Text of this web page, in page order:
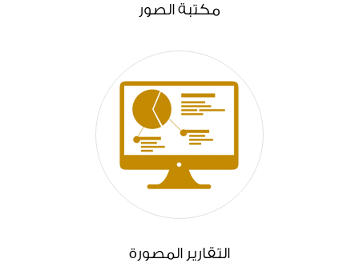
مكتبة الصور
التقارير المصورة